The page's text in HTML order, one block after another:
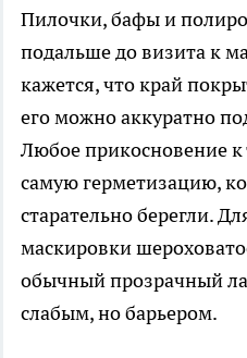
Пилочки, бафы и
подальше до визита к
кажется, что край
его можно аккуратно
Любое прикосновение к
самую герметизацию,
старательно берегли.
маскировки
обычный прозрачный
слабым, но барьером.